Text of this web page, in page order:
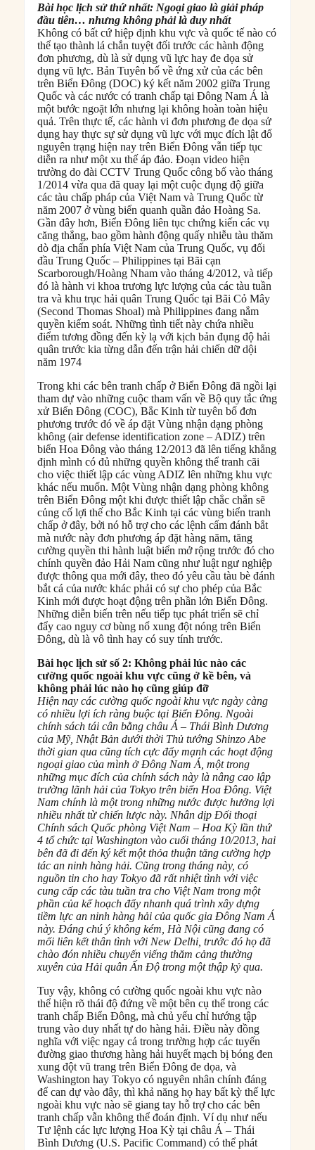
Bài học lịch sử thứ nhất: Ngoại giao là giải pháp
đầu tiên… nhưng không phải là duy nhất
Không có bất cứ hiệp định khu vực và quốc tế nào có
thể tạo thành lá chắn tuyệt đối trước các hành động
đơn phương, dù là sử dụng vũ lực hay đe dọa sử
dụng vũ lực. Bản Tuyên bố về ứng xử của các bên
trên Biển Đông (DOC) ký kết năm 2002 giữa Trung
Quốc và các nước có tranh chấp tại Đông Nam Á là
một bước ngoặt lớn nhưng lại không hoàn toàn hiệu
quả. Trên thực tế, các hành vi đơn phương đe dọa sử
dụng hay thực sự sử dụng vũ lực với mục đích lật đổ
nguyên trạng hiện nay trên Biển Đông vẫn tiếp tục
diễn ra như một xu thế áp đảo. Đoạn video hiện
trường do đài CCTV Trung Quốc công bố vào tháng
1/2014 vừa qua đã quay lại một cuộc đụng độ giữa
các tàu chấp pháp của Việt Nam và Trung Quốc từ
năm 2007 ở vùng biển quanh quần đảo Hoàng Sa.
Gần đây hơn, Biển Đông liên tục chứng kiến các vụ
căng thẳng, bao gồm hành động quấy nhiễu tàu thăm
dò địa chấn phía Việt Nam của Trung Quốc, vụ đối
đầu Trung Quốc – Philippines tại Bãi cạn
Scarborough/Hoàng Nham vào tháng 4/2012, và tiếp
đó là hành vi khoa trương lực lượng của các tàu tuần
tra và khu trục hải quân Trung Quốc tại Bãi Cỏ Mây
(Second Thomas Shoal) mà Philippines đang nắm
quyền kiểm soát. Những tình tiết này chứa nhiều
điểm tương đồng đến kỳ lạ với kịch bản đụng độ hải
quân trước kia từng dẫn đến trận hải chiến dữ dội
năm 1974
Trong khi các bên tranh chấp ở Biển Đông đã ngồi lại
tham dự vào những cuộc tham vấn về Bộ quy tắc ứng
xử Biển Đông (COC), Bắc Kinh từ tuyên bố đơn
phương trước đó về áp đặt Vùng nhận dạng phòng
không (air defense identification zone – ADIZ) trên
biển Hoa Đông vào tháng 12/2013 đã lên tiếng khẳng
định mình có đủ những quyền không thể tranh cãi
cho việc thiết lập các vùng ADIZ lên những khu vực
khác nếu muốn. Một Vùng nhận dạng phòng không
trên Biển Đông một khi được thiết lập chắc chắn sẽ
củng cố lợi thế cho Bắc Kinh tại các vùng biển tranh
chấp ở đây, bởi nó hỗ trợ cho các lệnh cấm đánh bắt
mà nước này đơn phương áp đặt hàng năm, tăng
cường quyền thi hành luật biển mở rộng trước đó cho
chính quyền đảo Hải Nam cũng như luật ngư nghiệp
được thông qua mới đây, theo đó yêu cầu tàu bè đánh
bắt cá của nước khác phải có sự cho phép của Bắc
Kinh mới được hoạt động trên phần lớn Biển Đông.
Những diễn biến trên nếu tiếp tục phát triển sẽ chỉ
đẩy cao nguy cơ bùng nổ xung đột nóng trên Biển
Đông, dù là vô tình hay có suy tính trước.
Bài học lịch sử số 2: Không phải lúc nào các
cường quốc ngoài khu vực cũng ở kề bên, và
không phải lúc nào họ cũng giúp đỡ
Hiện nay các cường quốc ngoài khu vực ngày càng
có nhiều lợi ích ràng buộc tại Biển Đông. Ngoài
chính sách tái cân bằng châu Á – Thái Bình Dương
của Mỹ, Nhật Bản dưới thời Thủ tướng Shinzo Abe
thời gian qua cũng tích cực đẩy mạnh các hoạt động
ngoại giao của mình ở Đông Nam Á, một trong
những mục đích của chính sách này là nâng cao lập
trường lãnh hải của Tokyo trên biển Hoa Đông. Việt
Nam chính là một trong những nước được hưởng lợi
nhiều nhất từ chiến lược này. Nhân dịp Đối thoại
Chính sách Quốc phòng Việt Nam – Hoa Kỳ lần thứ
4 tổ chức tại Washington vào cuối tháng 10/2013, hai
bên đã đi đến ký kết một thỏa thuận tăng cường hợp
tác an ninh hàng hải. Cũng trong tháng này, có
nguồn tin cho hay Tokyo đã rất nhiệt tình với việc
cung cấp các tàu tuần tra cho Việt Nam trong một
phần của kế hoạch đẩy nhanh quá trình xây dựng
tiềm lực an ninh hàng hải của quốc gia Đông Nam Á
này. Đáng chú ý không kém, Hà Nội cũng đang có
mối liên kết thân tình với New Delhi, trước đó họ đã
chào đón nhiều chuyến viếng thăm cảng thường
xuyên của Hải quân Ấn Độ trong một thập kỷ qua.
Tuy vậy, không có cường quốc ngoài khu vực nào
thể hiện rõ thái độ đứng về một bên cụ thể trong các
tranh chấp Biển Đông, mà chủ yếu chỉ hướng tập
trung vào duy nhất tự do hàng hải. Điều này đồng
nghĩa với việc ngay cả trong trường hợp các tuyến
đường giao thương hàng hải huyết mạch bị bóng đen
xung đột vũ trang trên Biển Đông đe dọa, và
Washington hay Tokyo có nguyên nhân chính đáng
để can dự vào đây, thì khả năng họ hay bất kỳ thế lực
ngoài khu vực nào sẽ giang tay hỗ trợ cho các bên
tranh chấp vẫn không thể đoán định. Ví dụ như nếu
Tư lệnh các lực lượng Hoa Kỳ tại châu Á – Thái
Bình Dương (U.S. Pacific Command) có thể phát